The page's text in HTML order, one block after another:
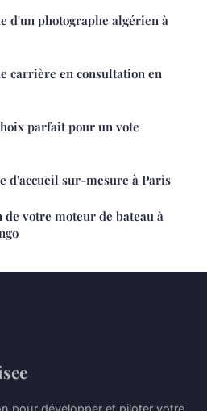
d'un photographe algérien à
carrière en consultation en
parfait pour un vote
d'accueil sur-mesure à Paris
votre moteur de bateau à
pour développer et piloter votre